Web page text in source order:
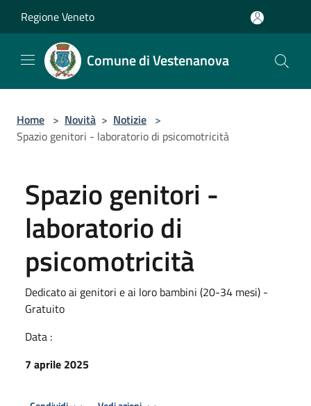
Regione Veneto
Comune di Vestenanova
Home > Novità > Notizie >
Spazio genitori - laboratorio di psicomotricità
Spazio genitori -
laboratorio di
psicomotricità
Dedicato ai genitori e ai loro bambini (20-34 mesi) -
Gratuito
Data :
7 aprile 2025